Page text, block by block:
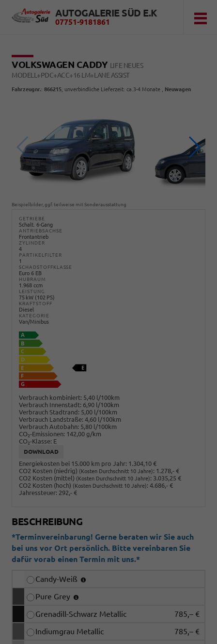
AUTOGALERIE SÜD E.K
07751-9181861
VOLKSWAGEN CADDY LIFE NEUES
MODELL+PDC+ACC+16 LM+LANE ASSIST
Fahrzeugnr.: 866215 , unverbindliche Lieferzeit: ca.3-4 Monate , Neuwagen
Beispielbilder, ggf. teilweise mit Sonderausstattung
GETRIEBE
Schalt. 6-Gang
ANTRIEBSACHSE
Frontantrieb
ZYLINDER
4
PARTIKELFILTER
1
SCHADSTOFFKLASSE
Euro 6 EB
HUBRAUM
1.968 ccm
LEISTUNG
75 kW (102 PS)
KRAFTSTOFF
Diesel
KATEGORIE
Van/Minibus
Verbrauch kombiniert: 5,40 l/100km
Verbrauch Innenstadt: 6,90 l/100km
Verbrauch Stadtrand: 5,00 l/100km
Verbrauch Landstraße: 4,60 l/100km
Verbrauch Autobahn: 5,80 l/100km
CO2-Emissionen: 142,00 g/km
CO2-Klasse: E
DOWNLOAD
Energiekosten bei 15.000 km pro Jahr: 1.304,10 €
CO2 Kosten (niedrig) (Kosten Durchschnitt 10 Jahre): 1.278,- €
CO2 Kosten (mittel) (Kosten Durchschnitt 10 Jahre): 3.035,25 €
CO2 Kosten (hoch) (Kosten Durchschnitt 10 Jahre): 4.686,- €
Jahressteuer: 292,- €
BESCHREIBUNG
*Terminvereinbarung! Gerne beraten wir Sie auch
bei uns vor Ort persönlich. Bitte vereinbaren Sie
dafür vorab einen Termin mit uns.*
Candy-Weiß
Pure Grey
Grenadill-Schwarz Metallic
785,– €
Indiumgrau Metallic
785,– €